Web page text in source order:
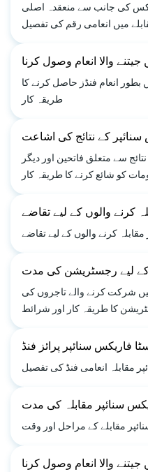
کی جانب سے منعقدہ اصلی
میں انعامی رقم کی تفصیل
جیتنے والا انعام وصول کرنا
بطور انعام فنڈز حاصل کرنے کا
طریقہ کار
سنائپر کے نتائج کی اشاعت
سے متعلق فاتحین اور دیگر
کو شائع کرنے کا طریقہ کار
کرنے والوں کے لیے تقاضے
کرنے والوں کے لیے تقاضے
کے لیے رجسٹریشن کی مدت
شرکت کرنے والے تاجروں کی
کا طریقہ کار اور شرائط
فاریکس سنائپر پرائز فنڈ
مقابلہ انعامی فنڈ کی تفصیل
سنائپر مقابلہ کی مدت
مقابلے کے مراحل اور وقت
والا انعام وصول کرنا